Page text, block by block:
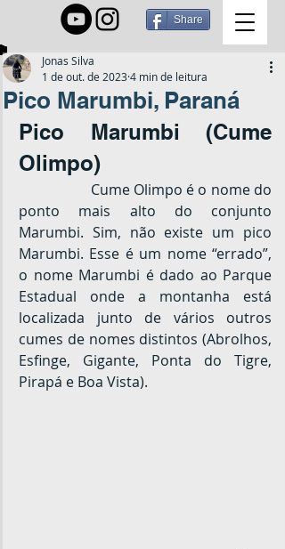
Share
Pico Marumbi, Paraná
Jonas Silva
1 de out. de 20234 min de leitura
Pico Marumbi (Cume
Olimpo)
ponto mais alto do conjunto
Marumbi. Sim, não existe um pico
Marumbi. Esse é um nome “errado”,
o nome Marumbi é dado ao Parque
Estadual onde a montanha está
localizada junto de vários outros
cumes de nomes distintos (Abrolhos,
Esfinge, Gigante, Ponta do Tigre,
Pirapá e Boa Vista).